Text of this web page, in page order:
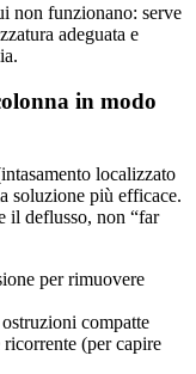
non funzionano: serve
adeguata e
in modo
localizzato
soluzione più efficace.
il deflusso, non “far
per rimuovere
compatte
(per capire